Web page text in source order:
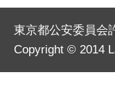
東京都公安委員会
Copyright © 2014